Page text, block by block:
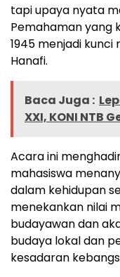
tapi upaya nyata
Pemahaman yang
1945 menjadi kunci
Hanafi.
Baca Juga :
XXI, KONI NTB
Acara ini
mahasiswa
dalam kehidupan
menekankan nilai
budayawan dan
budaya lokal dan
kesadaran